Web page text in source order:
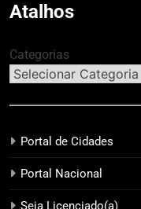
Atalhos
Categorias
Portal de Cidades
Portal Nacional
Seja Licenciado(a)